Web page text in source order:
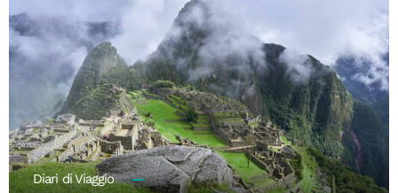
Diari di Viaggio